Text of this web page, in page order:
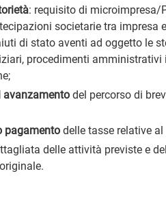
: requisito di microimpresa/
societarie tra impresa
di stato aventi ad oggetto le
procedimenti amministrativi
avanzamento del percorso di
pagamento delle tasse relative
delle attività previste e